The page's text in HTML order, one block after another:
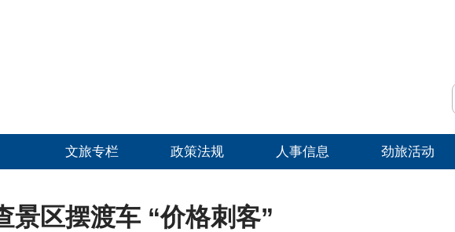
文旅专栏 政策法规 人事信息 劲旅活动
景区摆渡车 “价格刺客”